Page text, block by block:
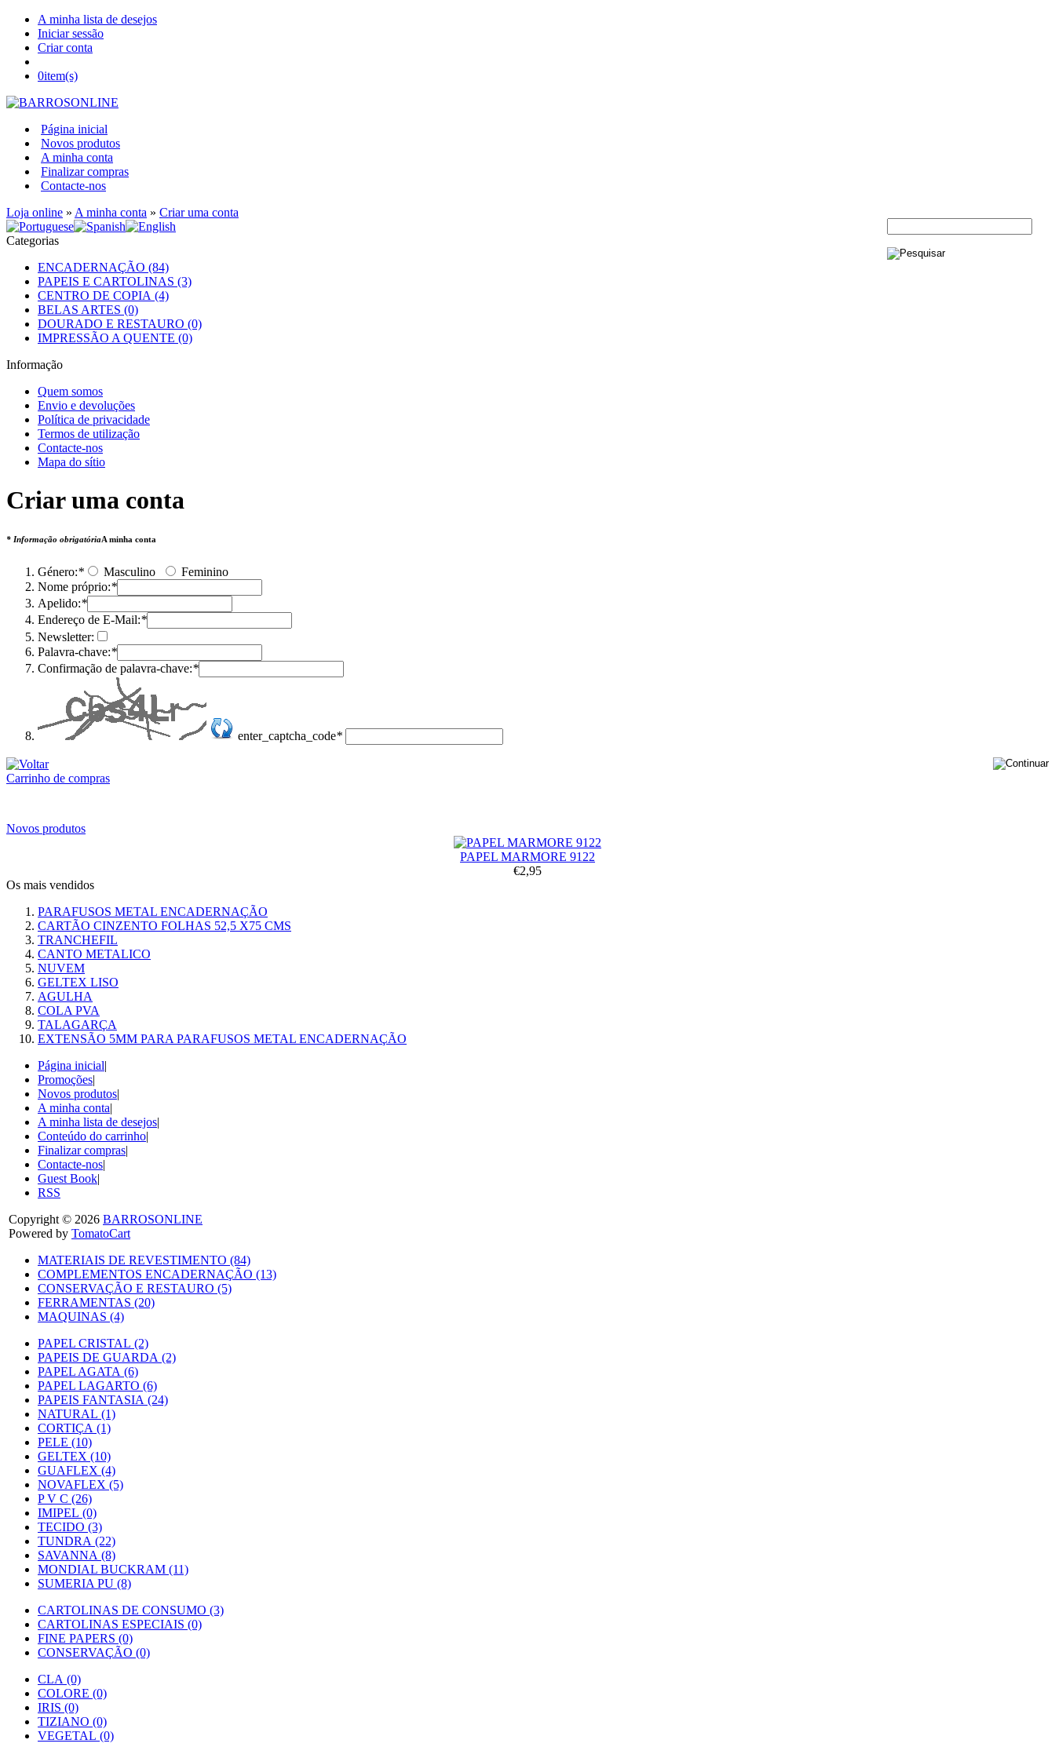
A minha lista de desejos
Iniciar sessão
Criar conta
0item(s)
Página inicial
Novos produtos
A minha conta
Finalizar compras
Contacte-nos
Loja online » A minha conta » Criar uma conta
Categorias
ENCADERNAÇÃO (84)
PAPEIS E CARTOLINAS (3)
CENTRO DE COPIA (4)
BELAS ARTES (0)
DOURADO E RESTAURO (0)
IMPRESSÃO A QUENTE (0)
Informação
Quem somos
Envio e devoluções
Política de privacidade
Termos de utilização
Contacte-nos
Mapa do sítio
Criar uma conta
* Informação obrigatóriaA minha conta
Género:* Masculino
Feminino
Nome próprio:*
Apelido:*
Endereço de E-Mail:*
Newsletter:
Palavra-chave:*
Confirmação de palavra-chave:*
enter_captcha_code*
Carrinho de compras
Novos produtos
PAPEL MARMORE 9122
€2,95
Os mais vendidos
PARAFUSOS METAL ENCADERNAÇÃO
CARTÃO CINZENTO FOLHAS 52,5 X75 CMS
TRANCHEFIL
CANTO METALICO
NUVEM
GELTEX LISO
AGULHA
COLA PVA
TALAGARÇA
EXTENSÃO 5MM PARA PARAFUSOS METAL ENCADERNAÇÃO
Página inicial|
Promoções|
Novos produtos|
A minha conta|
A minha lista de desejos|
Conteúdo do carrinho|
Finalizar compras|
Contacte-nos|
Guest Book|
RSS
Copyright © 2026 BARROSONLINE
Powered by TomatoCart
MATERIAIS DE REVESTIMENTO (84)
COMPLEMENTOS ENCADERNAÇÃO (13)
CONSERVAÇÃO E RESTAURO (5)
FERRAMENTAS (20)
MAQUINAS (4)
PAPEL CRISTAL (2)
PAPEIS DE GUARDA (2)
PAPEL AGATA (6)
PAPEL LAGARTO (6)
PAPEIS FANTASIA (24)
NATURAL (1)
CORTIÇA (1)
PELE (10)
GELTEX (10)
GUAFLEX (4)
NOVAFLEX (5)
P V C (26)
IMIPEL (0)
TECIDO (3)
TUNDRA (22)
SAVANNA (8)
MONDIAL BUCKRAM (11)
SUMERIA PU (8)
CARTOLINAS DE CONSUMO (3)
CARTOLINAS ESPECIAIS (0)
FINE PAPERS (0)
CONSERVAÇÃO (0)
CLA (0)
COLORE (0)
IRIS (0)
TIZIANO (0)
VEGETAL (0)